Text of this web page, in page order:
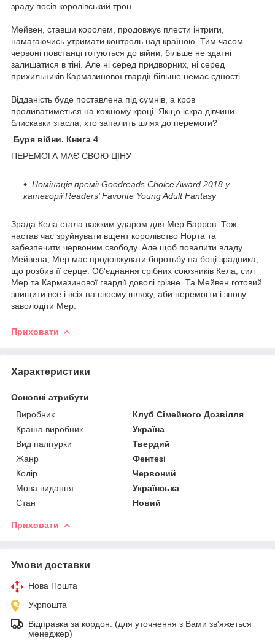
зраду посів королівський трон.
Мейвен, ставши королем, продовжує плести інтриги,
намагаючись утримати контроль над країною. Тим часом
червоні повстанці готуються до війни, більше не здатні
залишатися в тіні. Але ні серед придворних, ні серед
прихильників Кармазинової гвардії більше немає єдності.
Відданість буде поставлена під сумнів, а кров
проливатиметься на кожному кроці. Якщо іскра дівчини-
блискавки згасла, хто запалить шлях до перемоги?
Буря війни. Книга 4
ПЕРЕМОГА МАЄ СВОЮ ЦІНУ
Номінація премії Goodreads Choice Award 2018 у
категорії Readers’ Favorite Young Adult Fantasy
Зрада Кела стала важким ударом для Мер Барров. Тож
настав час зруйнувати вщент королівство Норта та
забезпечити червоним свободу. Але щоб повалити владу
Мейвена, Мер має продовжувати боротьбу на боці зрадника,
що розбив її серце. Об'єднання срібних союзників Кела, сил
Мер та Кармазинової гвардії доволі грізне. Та Мейвен готовий
знищити все і всіх на своєму шляху, аби перемогти і знову
заволодіти Мер.
Приховати
Характеристики
Основні атрибути
Виробник
Клуб Сімейного Дозвілля
Країна виробник
Україна
Вид палітурки
Твердий
Жанр
Фентезі
Колір
Червоний
Мова видання
Українська
Стан
Новий
Приховати
Умови доставки
Нова Пошта
Укрпошта
Відправка за кордон. (для уточнення з Вами зв'яжеться
менеджер)